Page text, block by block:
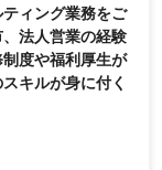
ィング業務をご
法人営業の経験
度や福利厚生が
キルが身に付く